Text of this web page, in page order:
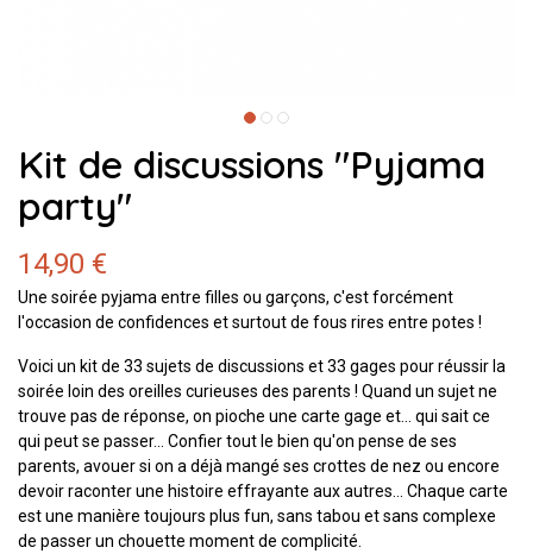
Kit de discussions "Pyjama
party"
14,90 €
Une soirée pyjama entre filles ou garçons, c'est forcément
l'occasion de confidences et surtout de fous rires entre potes !
Voici un kit de 33 sujets de discussions et 33 gages pour réussir la
soirée loin des oreilles curieuses des parents ! Quand un sujet ne
trouve pas de réponse, on pioche une carte gage et... qui sait ce
qui peut se passer... Confier tout le bien qu'on pense de ses
parents, avouer si on a déjà mangé ses crottes de nez ou encore
devoir raconter une histoire effrayante aux autres... Chaque carte
est une manière toujours plus fun, sans tabou et sans complexe
de passer un chouette moment de complicité.